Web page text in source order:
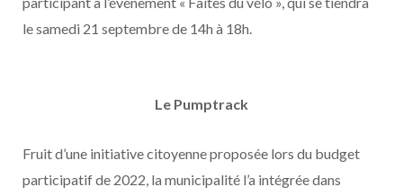
le samedi 21 septembre de 14h à 18h.
Le Pumptrack
Fruit d’une initiative citoyenne proposée lors du budget
participatif de 2022, la municipalité l’a intégrée dans